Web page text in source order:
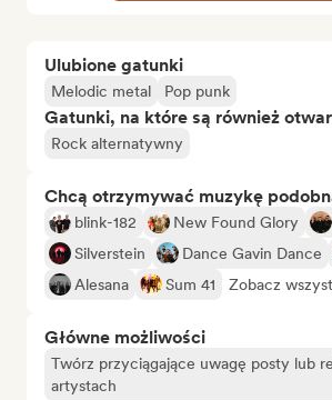
Ulubione gatunki
Melodic metal Pop punk
Gatunki, na które są również
Rock alternatywny
Chcą otrzymywać muzykę
blink-182 New Found Glory
Silverstein
Dance Gavin Dance
Alesana
Sum 41 Zobacz
Główne możliwości
Twórz przyciągające uwagę posty lub
artystach